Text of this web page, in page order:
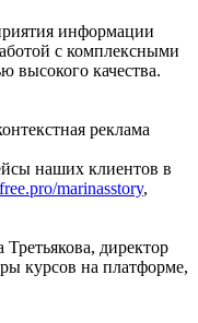
информации
с комплексными
высокого качества.
реклама
наших клиентов в
marinasstory,
Третьякова, директор
курсов на платформе,